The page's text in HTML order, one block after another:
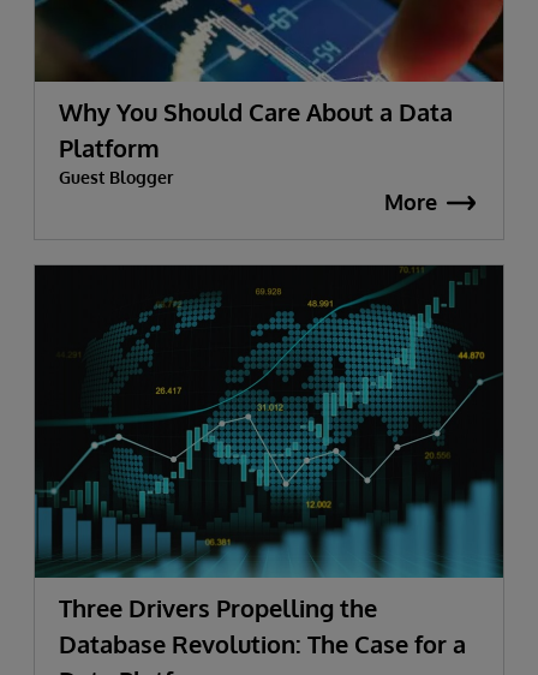
Why You Should Care About a Data
Platform
Guest Blogger
More
Three Drivers Propelling the
Database Revolution: The Case for a